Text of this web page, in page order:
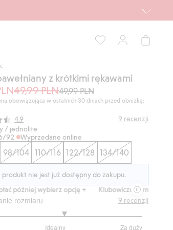
z krótkimi rękawami
49,99 PLN49,99 PLN
obowiązująca w ostatnich 30 dniach przed obniżką:
Średnia ocena:
4.9 9 recenzji
/ jednolite
92 Wyprzedane online
98/104 110/116 122/128 134/140
produkt nie jest już dostępny do zakupu.
później wybierz opcję + Klubowiczu darmowa
rozmiaru
Idealny Za duży
9 recenzji